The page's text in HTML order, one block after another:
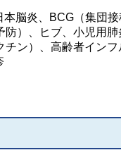
脳炎、BCG（集団接
防）、ヒブ、小児用肺
チン）、高齢者インフ